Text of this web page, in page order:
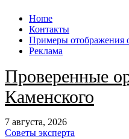
Перейти
содержанию
Home
Контакты
Примеры отображения
Реклама
Проверенные
Каменского
7 августа, 2026
Советы эксперта